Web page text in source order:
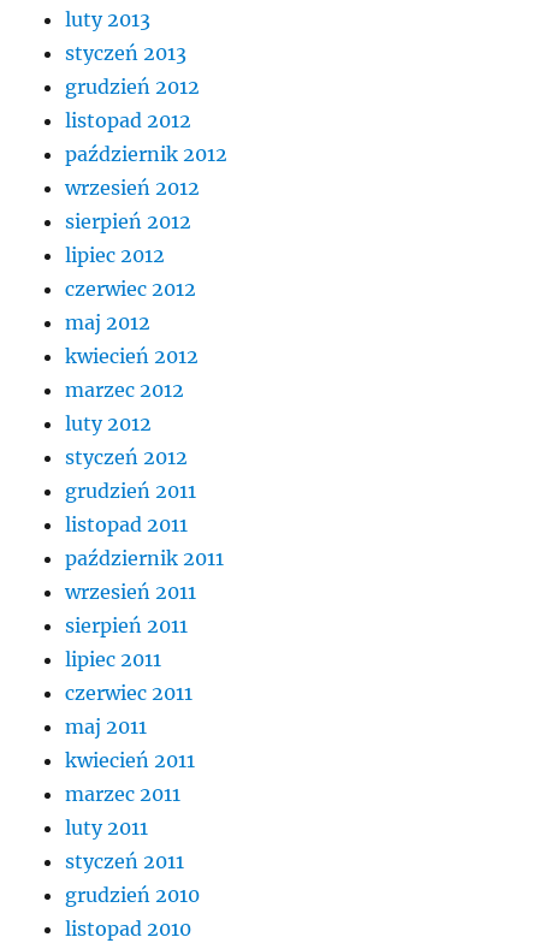
luty 2013
styczeń 2013
grudzień 2012
listopad 2012
październik 2012
wrzesień 2012
sierpień 2012
lipiec 2012
czerwiec 2012
maj 2012
kwiecień 2012
marzec 2012
luty 2012
styczeń 2012
grudzień 2011
listopad 2011
październik 2011
wrzesień 2011
sierpień 2011
lipiec 2011
czerwiec 2011
maj 2011
kwiecień 2011
marzec 2011
luty 2011
styczeń 2011
grudzień 2010
listopad 2010